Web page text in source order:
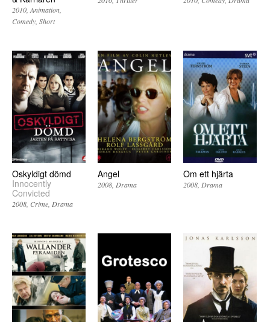
2010 Animation
Comedy Short
Oskyldigt dömd
Innocently
Convicted
2008 Crime Drama
Angel
2008 Drama
Om ett hjärta
2008 Drama